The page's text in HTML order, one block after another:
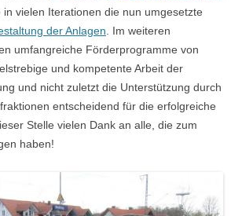
vielen Iterationen die nun umgesetzte
der Anlagen . Im weiteren
umfangreiche Förderprogramme von
und kompetente Arbeit der
und nicht zuletzt die Unterstützung durch
entscheidend für die erfolgreiche
Stelle vielen Dank an alle, die zum
haben!